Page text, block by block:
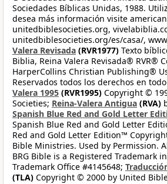
Sociedades Bíblicas Unidas, 1988.
desea más información visite
unitedbiblesocieties.org,
unitedbiblesocieties.org/es/casa/,
Valera Revisada (RVR1977) Texto
Biblia, Reina Valera Revisada® RVR®
HarperCollins Christian Publishing®
Reservados todos los derechos en
Valera 1995 (RVR1995) Copyright ©
Societies; Reina-Valera Antigua (RVA)
Spanish Blue Red and Gold Letter
Spanish Blue Red and Gold Letter
Red and Gold Letter Edition™
Bible Ministries. Used by Permission.
BRG Bible is a Registered Trademark
Trademark Office #4145648;
(TLA) Copyright © 2000 by United